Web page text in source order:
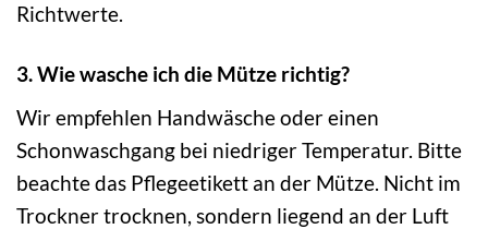
Richtwerte.
3. Wie wasche ich die Mütze richtig?
Wir empfehlen Handwäsche oder einen
Schonwaschgang bei niedriger Temperatur. Bitte
beachte das Pflegeetikett an der Mütze. Nicht im
Trockner trocknen, sondern liegend an der Luft